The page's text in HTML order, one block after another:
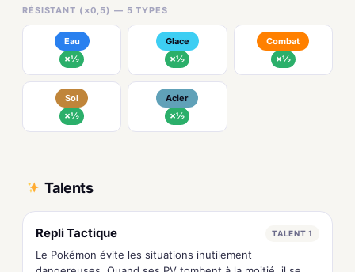
RÉSISTANT (×0,5) — 5 TYPES
Eau
×½
Glace
×½
Combat
×½
Sol
×½
Acier
×½
Talents
Repli Tactique TALENT 1
Le Pokémon évite les situations inutilement